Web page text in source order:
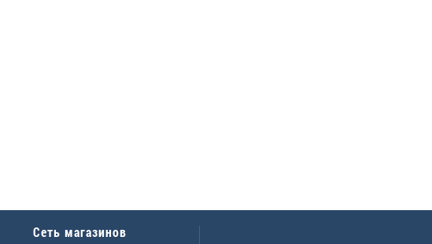
Сеть магазинов